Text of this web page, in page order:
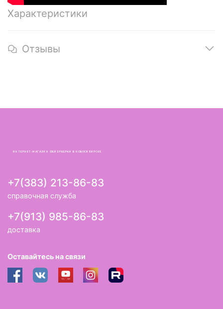
Характеристики
Отзывы
ИНТЕРНЕТ-МАГАЗИН ФЕЙЕРВЕРКИ В НОВОСИБИРСКЕ
+7(383) 213-86-83
справочная служба
+7(913) 985-86-83
доставка
Оставайтесь на связи